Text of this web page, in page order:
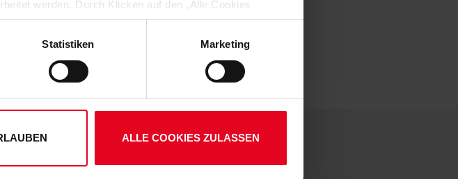
werden. Durch Klicken auf den „Alle Cookies
Cookies und der entsprechenden Verarbeitung Ihrer
gem. § 25 Abs. 1 TDDDG, Art. 6 Abs. 1 lit. a DSGVO
erforderliche Cookies eingesetzt. Ihre etwaig erteilten
Statistiken Marketing
ALLE COOKIES ZULASSEN
Artikelnummer: 24-100158
Logistiknummer: EM001074-001
SHOP